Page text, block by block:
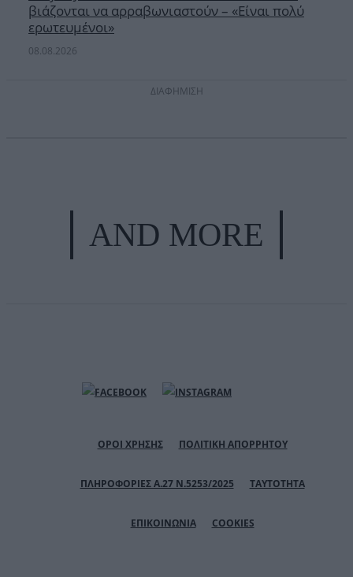
βιάζονται να αρραβωνιαστούν – «Είναι πολύ
ερωτευμένοι»
08.08.2026
ΔΙΑΦΗΜΙΣΗ
AND MORE
ΟΡΟΙ ΧΡΗΣΗΣ ΠΟΛΙΤΙΚΗ ΑΠΟΡΡΗΤΟΥ
ΠΛΗΡΟΦΟΡΙΕΣ Α.27 Ν.5253/2025 ΤΑΥΤΟΤΗΤΑ
ΕΠΙΚΟΙΝΩΝΙΑ COOKIES